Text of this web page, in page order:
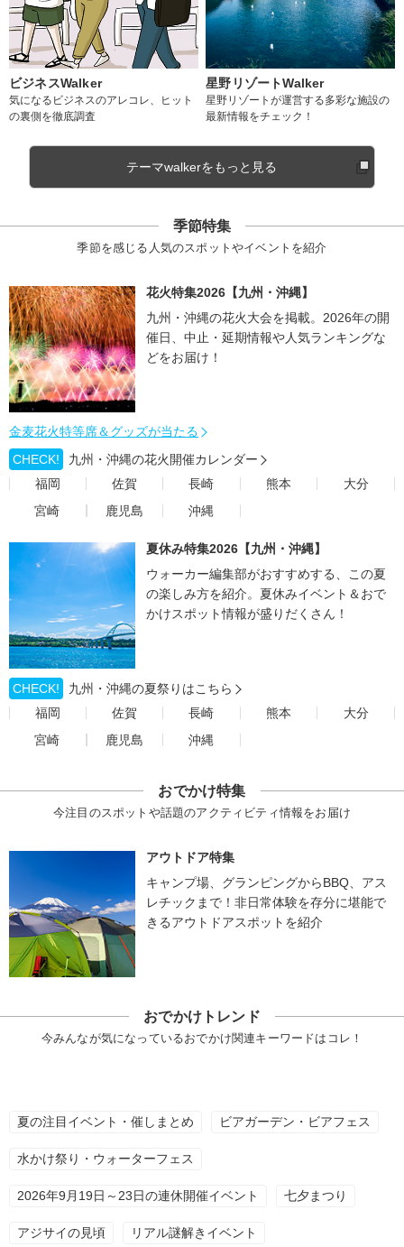
ビジネスWalker
気になるビジネスのアレコレ、ヒット
の裏側を徹底調査
星野リゾートWalker
星野リゾートが運営する多彩な施設の
最新情報をチェック！
テーマwalkerをもっと見る
季節特集
季節を感じる人気のスポットやイベントを紹介
花火特集2026【九州・沖縄】
九州・沖縄の花火大会を掲載。2026年の開
催日、中止・延期情報や人気ランキングな
どをお届け！
金麦花火特等席＆グッズが当たる
CHECK!
九州・沖縄の花火開催カレンダー
福岡
佐賀 長崎 熊本
大分
宮崎
鹿児島 沖縄
夏休み特集2026【九州・沖縄】
ウォーカー編集部がおすすめする、この夏
の楽しみ方を紹介。夏休みイベント＆おで
かけスポット情報が盛りだくさん！
CHECK!
九州・沖縄の夏祭りはこちら
福岡
佐賀 長崎 熊本
大分
宮崎
鹿児島 沖縄
おでかけ特集
今注目のスポットや話題のアクティビティ情報をお届け
アウトドア特集
キャンプ場、グランピングからBBQ、アス
レチックまで！非日常体験を存分に堪能で
きるアウトドアスポットを紹介
おでかけトレンド
今みんなが気になっているおでかけ関連キーワードはコレ！
夏の注目イベント・催しまとめ ビアガーデン・ビアフェス
水かけ祭り・ウォーターフェス
2026年9月19日～23日の連休開催イベント 七夕まつり
アジサイの見頃 リアル謎解きイベント